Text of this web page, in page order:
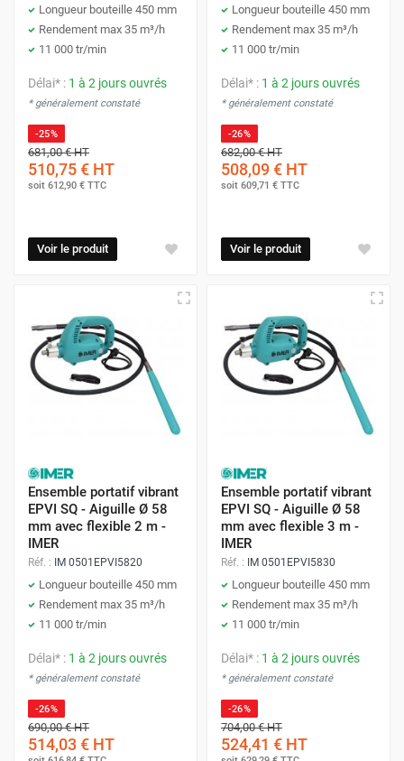
Longueur bouteille 450 mm
Rendement max 35 m³/h
11 000 tr/min
Délai* : 1 à 2 jours ouvrés
* généralement constaté
-25%
681,00 €HT
510,75 € HT
soit 612,90 € TTC
Voir le produit
Longueur bouteille 450 mm
Rendement max 35 m³/h
11 000 tr/min
Délai* : 1 à 2 jours ouvrés
* généralement constaté
-26%
682,00 €HT
508,09 € HT
soit 609,71 € TTC
Voir le produit
Ensemble portatif vibrant
EPVI SQ - Aiguille Ø 58
mm avec flexible 2 m -
IMER
Réf. : IM 0501EPVI5820
Longueur bouteille 450 mm
Rendement max 35 m³/h
11 000 tr/min
Délai* : 1 à 2 jours ouvrés
* généralement constaté
-26%
690,00 €HT
514,03 € HT
Ensemble portatif vibrant
EPVI SQ - Aiguille Ø 58
mm avec flexible 3 m -
IMER
Réf. : IM 0501EPVI5830
Longueur bouteille 450 mm
Rendement max 35 m³/h
11 000 tr/min
Délai* : 1 à 2 jours ouvrés
* généralement constaté
-26%
704,00 €HT
524,41 € HT